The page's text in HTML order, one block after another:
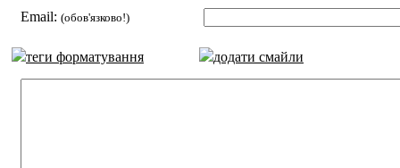
Email: (обов'язково!)
теги форматування додати смайли